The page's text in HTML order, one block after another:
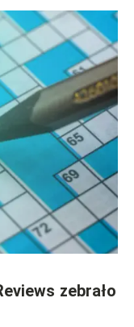
zebrało